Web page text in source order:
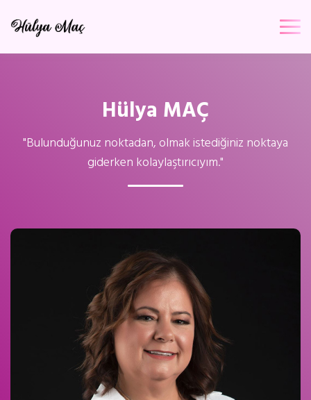
Hülya MAÇ
"Bulunduğunuz noktadan, olmak istediğiniz noktaya
giderken kolaylaştırıcıyım."